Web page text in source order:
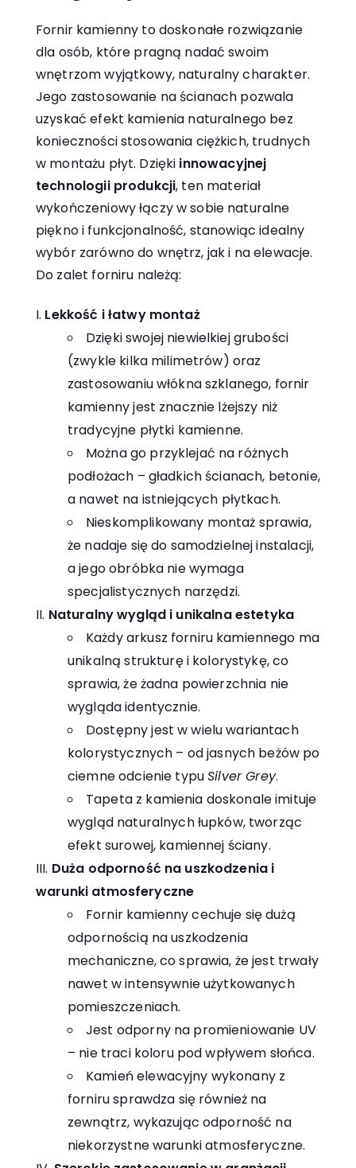
Fornir kamienny to doskonałe rozwiązanie
dla osób, które pragną nadać swoim
wnętrzom wyjątkowy, naturalny charakter.
Jego zastosowanie na ścianach pozwala
uzyskać efekt kamienia naturalnego bez
konieczności stosowania ciężkich, trudnych
w montażu płyt. Dzięki innowacyjnej
technologii produkcji, ten materiał
wykończeniowy łączy w sobie naturalne
piękno i funkcjonalność, stanowiąc idealny
wybór zarówno do wnętrz, jak i na elewacje.
Do zalet forniru należą:
Lekkość i łatwy montaż
Dzięki swojej niewielkiej grubości
(zwykle kilka milimetrów) oraz
zastosowaniu włókna szklanego, fornir
kamienny jest znacznie lżejszy niż
tradycyjne płytki kamienne.
Można go przyklejać na różnych
podłożach – gładkich ścianach, betonie,
a nawet na istniejących płytkach.
Nieskomplikowany montaż sprawia,
że nadaje się do samodzielnej instalacji,
a jego obróbka nie wymaga
specjalistycznych narzędzi.
Naturalny wygląd i unikalna estetyka
Każdy arkusz forniru kamiennego ma
unikalną strukturę i kolorystykę, co
sprawia, że żadna powierzchnia nie
wygląda identycznie.
Dostępny jest w wielu wariantach
kolorystycznych – od jasnych beżów po
ciemne odcienie typuSilver Grey.
Tapeta z kamienia doskonale imituje
wygląd naturalnych łupków, tworząc
efekt surowej, kamiennej ściany.
Duża odporność na uszkodzenia i
warunki atmosferyczne
Fornir kamienny cechuje się dużą
odpornością na uszkodzenia
mechaniczne, co sprawia, że jest trwały
nawet w intensywnie użytkowanych
pomieszczeniach.
Jest odporny na promieniowanie UV
– nie traci koloru pod wpływem słońca.
Kamień elewacyjny wykonany z
forniru sprawdza się również na
zewnątrz, wykazując odporność na
niekorzystne warunki atmosferyczne.